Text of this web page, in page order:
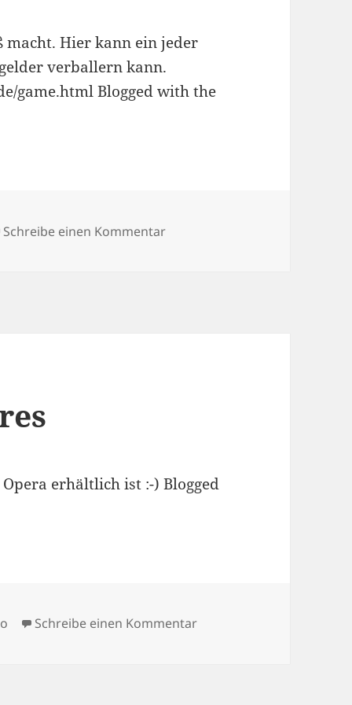
macht. Hier kann ein jeder
verballern kann.
game.html Blogged with the
Schreibe einen Kommentarzu 03/07/2009
erhältlich ist :-) Blogged
Schreibe einen Kommentarzu Opera Face Gestures